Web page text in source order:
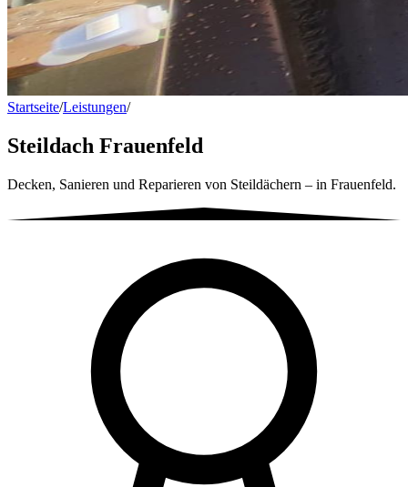
Startseite/Leistungen/Steildach Frauenfeld
Steildach Frauenfeld
Decken, Sanieren und Reparieren von Steildächern – in Frauenfeld.